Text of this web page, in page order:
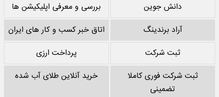
دانش جوین
بررسی و معرفی اپلیکیشن ها
آراد برندینگ
اتاق خبر کسب و کار های ایران
ثبت شرکت
پرداخت ارزی
ثبت شرکت فوری کاملا
تضمینی
خرید آنلاین طلای آب شده